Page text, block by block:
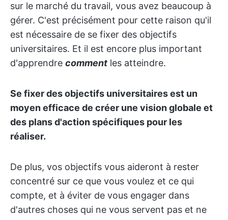
sur le marché du travail, vous avez beaucoup à
gérer. C'est précisément pour cette raison qu'il
est nécessaire de se fixer des objectifs
universitaires. Et il est encore plus important
d'apprendre comment les atteindre.
Se fixer des objectifs universitaires est un
moyen efficace de créer une vision globale et
des plans d'action spécifiques pour les
réaliser.
De plus, vos objectifs vous aideront à rester
concentré sur ce que vous voulez et ce qui
compte, et à éviter de vous engager dans
d'autres choses qui ne vous servent pas et ne